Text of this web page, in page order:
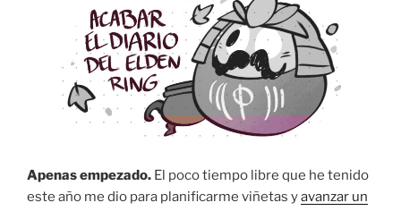
Apenas empezado. El poco tiempo libre que he tenido
este año me dio para planificarme viñetas yavanzar un